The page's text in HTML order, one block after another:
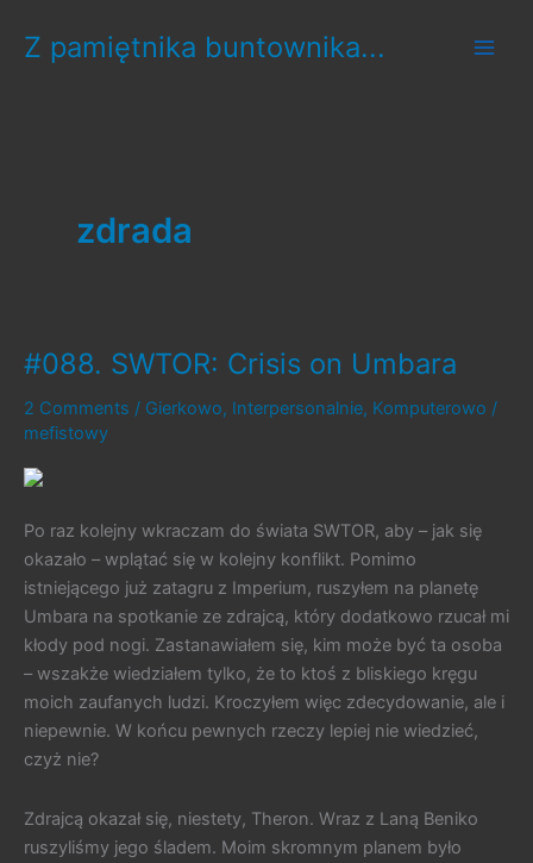
content
Z pamiętnika buntownika...
zdrada
#088. SWTOR: Crisis on Umbara
2 Comments / Gierkowo, Interpersonalnie, Komputerowo /
mefistowy
Po raz kolejny wkraczam do świata SWTOR, aby – jak się
okazało – wplątać się w kolejny konflikt. Pomimo
istniejącego już zatagru z Imperium, ruszyłem na planetę
Umbara na spotkanie ze zdrajcą, który dodatkowo rzucał mi
kłody pod nogi. Zastanawiałem się, kim może być ta osoba
– wszakże wiedziałem tylko, że to ktoś z bliskiego kręgu
moich zaufanych ludzi. Kroczyłem więc zdecydowanie, ale i
niepewnie. W końcu pewnych rzeczy lepiej nie wiedzieć,
czyż nie?
Zdrajcą okazał się, niestety, Theron. Wraz z Laną Beniko
ruszyliśmy jego śladem. Moim skromnym planem było